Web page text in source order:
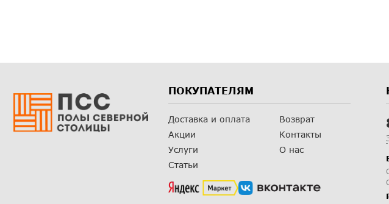
ПОКУПАТЕЛЯМ
Доставка и оплата
Акции
Услуги
Статьи
Возврат
Контакты
О нас